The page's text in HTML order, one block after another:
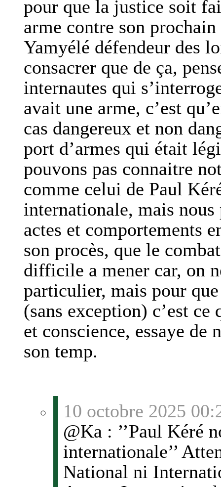
pour que la justice soit
arme contre son
Yamyélé défendeur des
consacrer que de ça,
internautes qui
avait une arme, c’est
cas dangereux et non
port d’armes qui était
pouvons pas connaitre
comme celui de Paul
internationale, mais
actes et comportements
son procès, que le
difficile a mener car, on
particulier, mais pour
(sans exception) c’est
et conscience, essaye de
son temp.
10 octobre 2025
@Ka : ’’Paul Kéré
internationale’’
National ni